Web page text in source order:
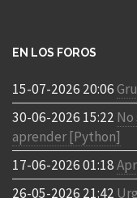
EN LOS FOROS
15-07-2026 20:06
30-06-2026 15:22
aprender [Python]
17-06-2026 01:18
26-05-2026 21:42